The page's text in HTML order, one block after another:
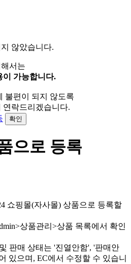
않았습니다.
서는
이 가능합니다.
불편이 되지 않도록
연락드리겠습니다.
확인
으로 등록
쇼핑몰(자사몰) 상품으로 등록할
상품관리>상품 목록에서 확인
판매 상태는 '진열안함', '판매안
있으며, EC에서 수정할 수 있습니